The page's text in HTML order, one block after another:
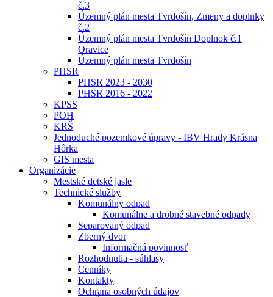
č.3
Územný plán mesta Tvrdošín, Zmeny a doplnky
č.2
Územný plán mesta Tvrdošín Doplnok č.1
Oravice
Územný plán mesta Tvrdošín
PHSR
PHSR 2023 - 2030
PHSR 2016 - 2022
KPSS
POH
KRŠ
Jednoduché pozemkové úpravy - IBV Hrady Krásna
Hôrka
GIS mesta
Organizácie
Mestské detské jasle
Technické služby
Komunálny odpad
Komunálne a drobné stavebné odpady
Separovaný odpad
Zberný dvor
Informačná povinnosť
Rozhodnutia - súhlasy
Cenníky
Kontakty
Ochrana osobných údajov